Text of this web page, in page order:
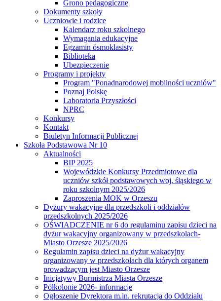
Grono pedagogiczne
Dokumenty szkoły
Uczniowie i rodzice
Kalendarz roku szkolnego
Wymagania edukacyjne
Egzamin ósmoklasisty
Biblioteka
Ubezpieczenie
Programy i projekty
Program "Ponadnarodowej mobilności uczniów"
Poznaj Polskę
Laboratoria Przyszłości
NPRC
Konkursy
Kontakt
Biuletyn Informacji Publicznej
Szkoła Podstawowa Nr 10
Aktualności
BIP 2025
Wojewódzkie Konkursy Przedmiotowe dla
uczniów szkół podstawowych woj. śląskiego w
roku szkolnym 2025/2026
Zaproszenia MOK w Orzeszu
Dyżury wakacyjne dla przedszkoli i oddziałów
przedszkolnych 2025/2026
OŚWIADCZENIE nr 6 do regulaminu zapisu dzieci na
dyżur wakacyjny organizowany w przedszkolach-
Miasto Orzesze 2025/2026
Regulamin zapisu dzieci na dyżur wakacyjny
organizowany w przedszkolach dla których organem
prowadzącym jest Miasto Orzesze
Inicjatywy Burmistrza Miasta Orzesze
Półkolonie 2026- informacje
Ogłoszenie Dyrektora m.in. rekrutacja do Oddziału